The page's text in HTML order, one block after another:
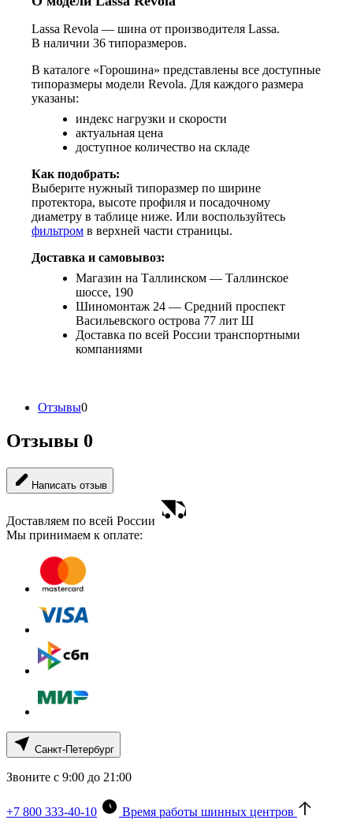
Lassa Revola — шина от производителя Lassa.
В наличии 36 типоразмеров.
В каталоге «Горошина» представлены все доступные
типоразмеры модели Revola. Для каждого размера
указаны:
индекс нагрузки и скорости
актуальная цена
доступное количество на складе
Как подобрать:
Выберите нужный типоразмер по ширине
протектора, высоте профиля и посадочному
диаметру в таблице ниже. Или воспользуйтесь
фильтром в верхней части страницы.
Доставка и самовывоз:
Магазин на Таллинском — Таллинское
шоссе, 190
Шиномонтаж 24 — Средний проспект
Васильевского острова 77 лит Ш
Доставка по всей России транспортными
компаниями
Отзывы0
Отзывы 0
Написать отзыв
Доставляем по всей России
Мы принимаем к оплате:
Санкт-Петербург
Звоните с 9:00 до 21:00
+7 800 333-40-10
Время работы шинных центров